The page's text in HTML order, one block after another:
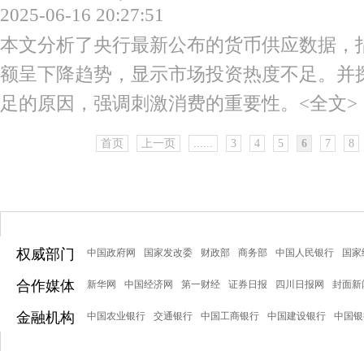
2025-06-16 20:27:51
本文分析了央行最新公布的货币供应数据
额呈下降趋势，显示市场投资热度不足。
足的原因，强调刺激消费的重要性。 <全文>
首页 上一页 ...... 3 4 5 6 7 8
权威部门 中国政府网 国家发改委 财政部 商务部 中国人民银行 国
合作媒体 新华网 中国经济网 第一财经 证券日报 四川日报网 封面新
金融机构 中国农业银行 交通银行 中国工商银行 中国建设银行 中国